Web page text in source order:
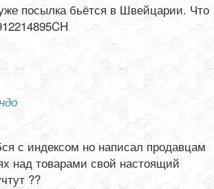
посылка бьётся в Швейцарии. Что
с индексом но написал продавцам
над товарами свой настоящий
??